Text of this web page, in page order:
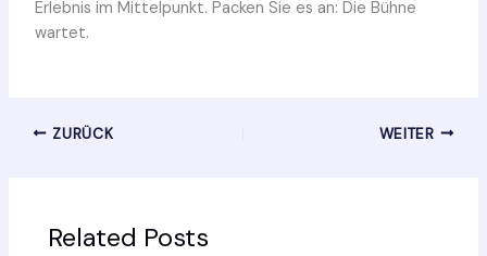
Erlebnis im Mittelpunkt. Packen Sie es an: Die Bühne
wartet.
ZURÜCK WEITER
Related Posts